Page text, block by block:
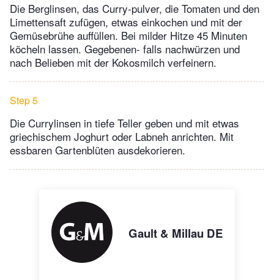
Die Berglinsen, das Curry-pulver, die Tomaten und den
Limettensaft zufügen, etwas einkochen und mit der
Gemüsebrühe auffüllen. Bei milder Hitze 45 Minuten
köcheln lassen. Gegebenen- falls nachwürzen und
nach Belieben mit der Kokosmilch verfeinern.
Step 5
Die Currylinsen in tiefe Teller geben und mit etwas
griechischem Joghurt oder Labneh anrichten. Mit
essbaren Gartenblüten ausdekorieren.
Gault & Millau DE